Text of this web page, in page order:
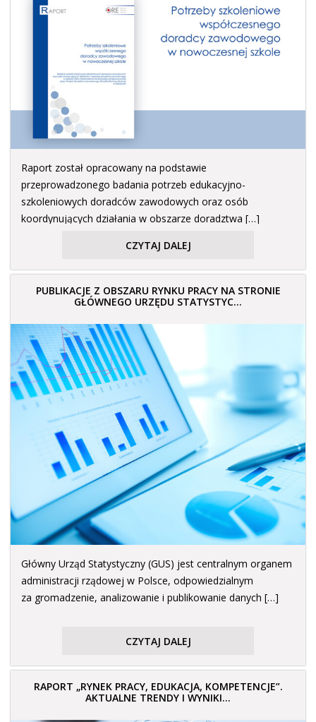
Raport został opracowany na podstawie
przeprowadzonego badania potrzeb edukacyjno-
szkoleniowych doradców zawodowych oraz osób
koordynujących działania w obszarze doradztwa […]
CZYTAJ DALEJ
PUBLIKACJE Z OBSZARU RYNKU PRACY NA STRONIE
GŁÓWNEGO URZĘDU STATYSTYC...
Główny Urząd Statystyczny (GUS) jest centralnym organem
administracji rządowej w Polsce, odpowiedzialnym
za gromadzenie, analizowanie i publikowanie danych […]
CZYTAJ DALEJ
RAPORT „RYNEK PRACY, EDUKACJA, KOMPETENCJE”.
AKTUALNE TRENDY I WYNIKI...